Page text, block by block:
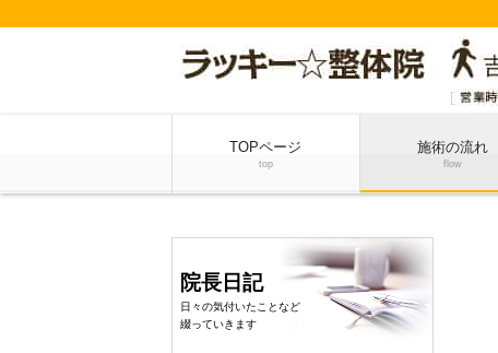
TOPページ
top
施術の流れ
flow
院長日記
日々の気付いたことなど
綴っていきます